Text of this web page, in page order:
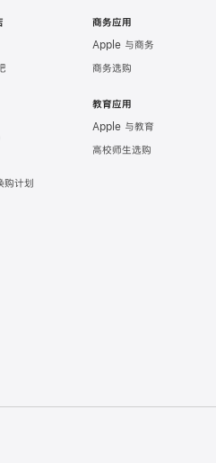
计划
商务应用
Apple 与商务
商务选购
教育应用
Apple 与教育
高校师生选购